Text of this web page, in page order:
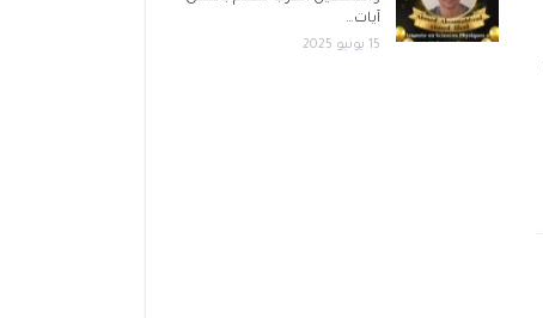
آيات…
15 يونيو 2025